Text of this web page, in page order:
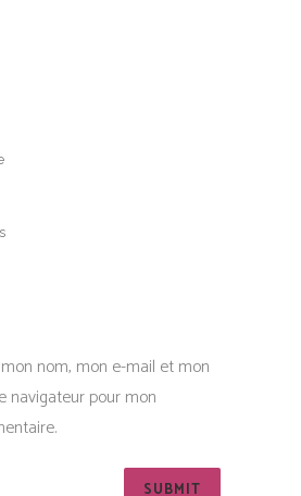
nom, mon e-mail et mon
navigateur pour mon